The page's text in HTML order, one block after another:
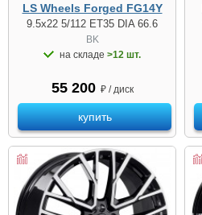
LS Wheels Forged FG14Y
9.5x22 5/112 ET35 DIA 66.6
BK
на складе >12 шт.
55 200 ₽ / диск
купить